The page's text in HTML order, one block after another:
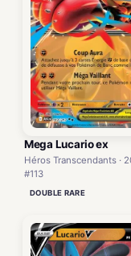
Mega Lucario ex
Héros Transcendants ·
#113
DOUBLE RARE